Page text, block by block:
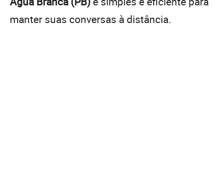
manter suas conversas à distância.